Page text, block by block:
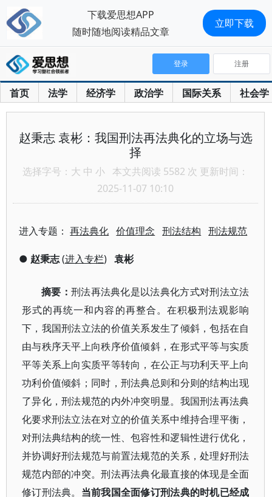
首页 法学 经济学 政治学 国际关系 社会学
登录 注册
赵秉志 袁彬：我国刑法再法典化的立场与选
择
选择字号： 大 中 小 本文共阅读 5582 次 更新时间：
2025-11-07 10:10
进入专题：再法典化 价值理念 刑法结构 刑法规范
● 赵秉志(进入专栏) 袁彬
摘要 ： 刑法再法典化是以法典化方式对刑法立法
形式的再统一和内容的再整合。在积极刑法观影响
下，我国刑法立法的价值关系发生了倾斜，包括在自
由与秩序天平上向秩序价值倾斜，在形式平等与实质
平等关系上向实质平等转向，在公正与功利天平上向
功利价值倾斜；同时，刑法典总则和分则的结构出现
了异化，刑法规范的内外冲突明显。我国刑法再法典
化要求刑法立法在对立的价值关系中维持合理平衡，
对刑法典结构的统一性、包容性和逻辑性进行优化，
并协调好刑法规范与前置法规范的关系，处理好刑法
规范内部的冲突。刑法再法典化最直接的体现是全面
修订刑法典。 当前我国全面修订刑法典的时机已经成
下载爱思想APP
随时随地阅读精品文章
立即下载